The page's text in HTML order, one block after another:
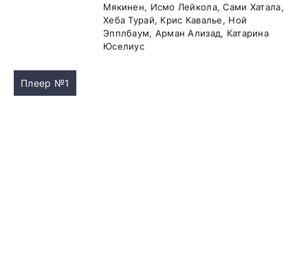
Мякинен, Исмо Лейкола, Сами Хатала,
Хеба Турай, Крис Кавалье, Ной
Эпплбаум, Арман Ализад, Катарина
Юселиус
Плеер №1